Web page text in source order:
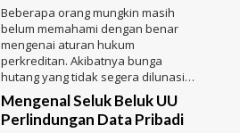
Beberapa orang mungkin masih
belum memahami dengan benar
mengenai aturan hukum
perkreditan. Akibatnya bunga
hutang yang tidak segera dilunasi
akan be
Mengenal Seluk Beluk UU
Perlindungan Data Pribadi